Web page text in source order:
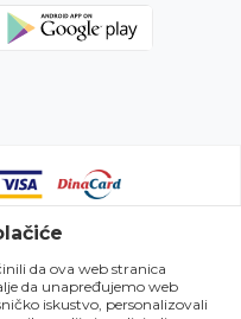
proizvoda, prikazu slika i
su sve informacije kompletne
da ova web stranica
da unapređujemo web
iskustvo, personalizovali